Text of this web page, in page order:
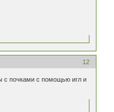
12
с почками с помощью игл и